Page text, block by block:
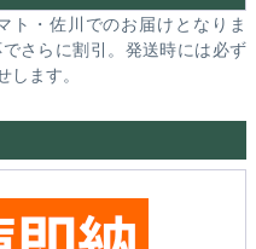
ト・佐川でのお届けとなりま
さらに割引。発送時には必ず
ます。